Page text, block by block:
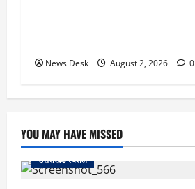
News Desk August 2, 2026 0
YOU MAY HAVE MISSED
उत्तराखंड स्पेशल